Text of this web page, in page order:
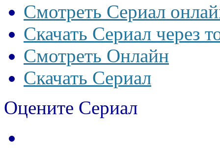
Смотреть Сериал
Скачать Сериал через
Смотреть Онлайн
Скачать Сериал
Оцените Сериал